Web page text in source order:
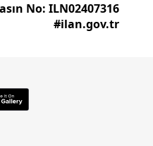
No: ILN02407316
#ilan.gov.tr